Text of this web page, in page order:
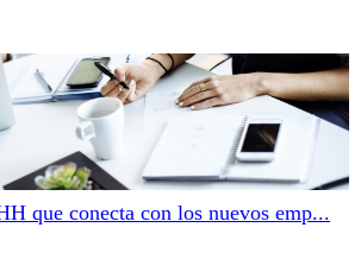
que conecta con los nuevos emp...